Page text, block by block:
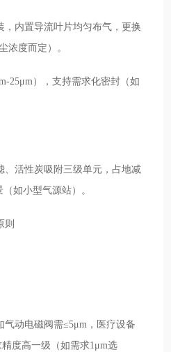
，内置导流叶片均匀布气，更换
浓度而定）。
25μm），支持需求化密封（如
、活性炭吸附三级单元，占地减
如小型气源站）。
则
动电磁阀需≤5μm，医疗设备
度高一级（如需求1μm选